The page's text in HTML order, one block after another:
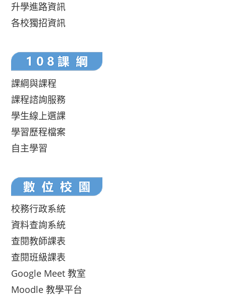
升學進路資訊
各校獨招資訊
課綱與課程
課程諮詢服務
學生線上選課
學習歷程檔案
自主學習
校務行政系統
資料查詢系統
查閱教師課表
查閱班級課表
Google Meet 教室
Moodle 教學平台